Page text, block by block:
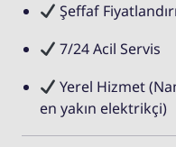
Şeffaf
7/24 Acil Servis
Yerel Hizmet
en yakın elektrikçi)